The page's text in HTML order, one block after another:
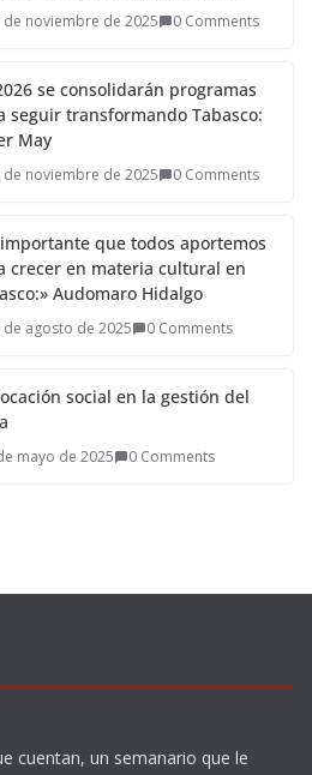
de noviembre de 2025 0 Comments
se consolidarán programas
seguir transformando Tabasco:
May
de noviembre de 2025 0 Comments
importante que todos aportemos
crecer en materia cultural en
Audomaro Hidalgo
de agosto de 2025 0 Comments
social en la gestión del
mayo de 2025 0 Comments
cuentan, un semanario que le